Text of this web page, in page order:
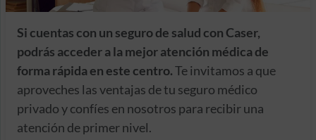
Si cuentas con un seguro de salud con Caser,
podrás acceder a la mejor atención médica de
forma rápida en este centro.Te invitamos a que
aproveches las ventajas de tu seguro médico
privado y confíes en nosotros para recibir una
atención de primer nivel.